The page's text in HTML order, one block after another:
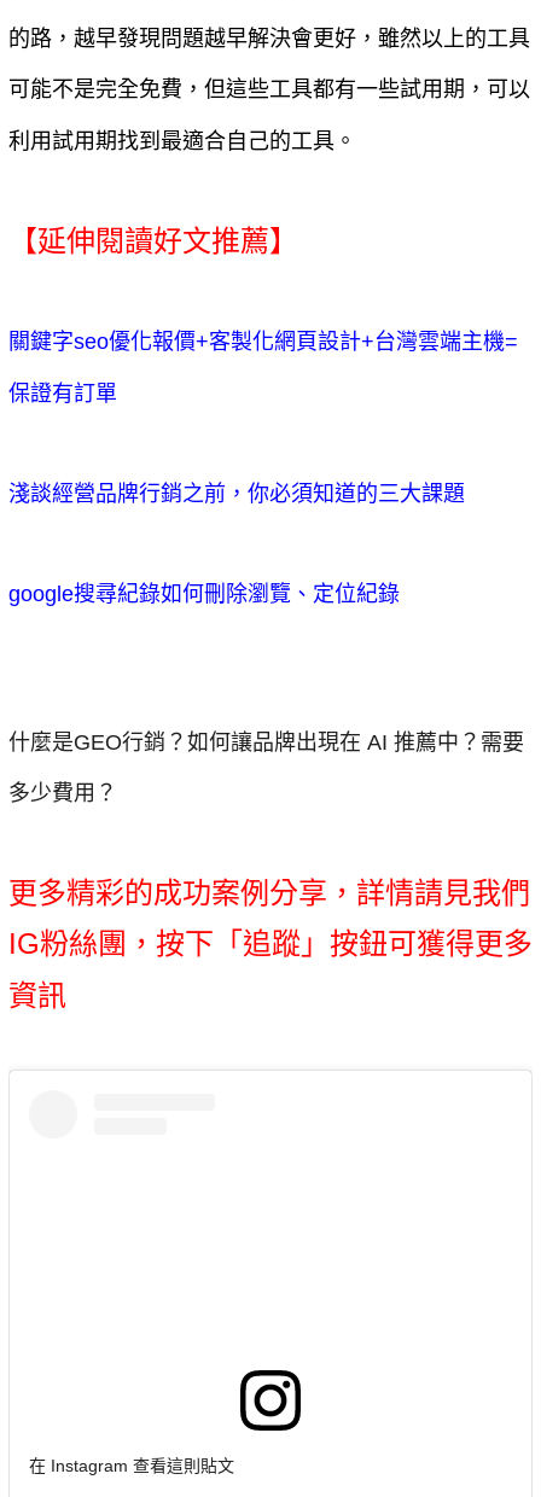
的路，越早發現問題越早解決會更好，雖然以上的工具
可能不是完全免費，但這些工具都有一些試用期，可以
利用試用期找到最適合自己的工具。
【延伸閱讀好文推薦】
關鍵字seo優化報價+客製化網頁設計+台灣雲端主機=
保證有訂單
淺談經營品牌行銷之前，你必須知道的三大課題
google搜尋紀錄如何刪除瀏覽、定位紀錄
什麼是GEO行銷？如何讓品牌出現在 AI 推薦中？需要
多少費用？
更多精彩的成功案例分享，詳情請見我們
IG粉絲團，按下「追蹤」按鈕可獲得更多
資訊
在 Instagram 查看這則貼文